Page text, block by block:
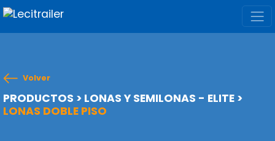
Volver
PRODUCTOS > LONAS Y SEMILONAS - ELITE >
LONAS DOBLE PISO